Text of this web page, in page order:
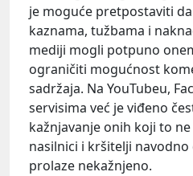
je moguće pretpostaviti
kaznama, tužbama i
mediji mogli potpuno
ograničiti mogućnost
sadržaja. Na YouTubeu,
servisima već je viđeno
kažnjavanje onih koji to
nasilnici i kršitelji
prolaze nekažnjeno.